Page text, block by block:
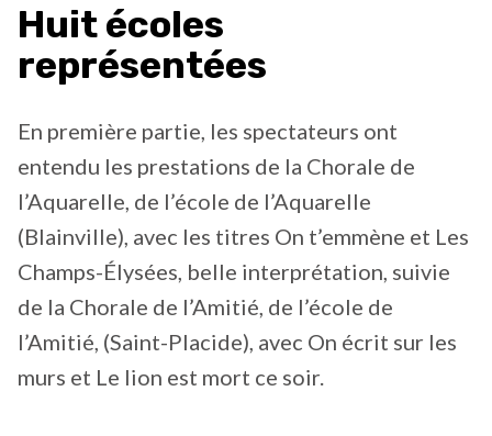
Huit écoles
représentées
En première partie, les spectateurs ont
entendu les prestations de la Chorale de
l’Aquarelle, de l’école de l’Aquarelle
(Blainville), avec les titres On t’emmène et Les
Champs-Élysées, belle interprétation, suivie
de la Chorale de l’Amitié, de l’école de
l’Amitié, (Saint-Placide), avec On écrit sur les
murs et Le lion est mort ce soir.